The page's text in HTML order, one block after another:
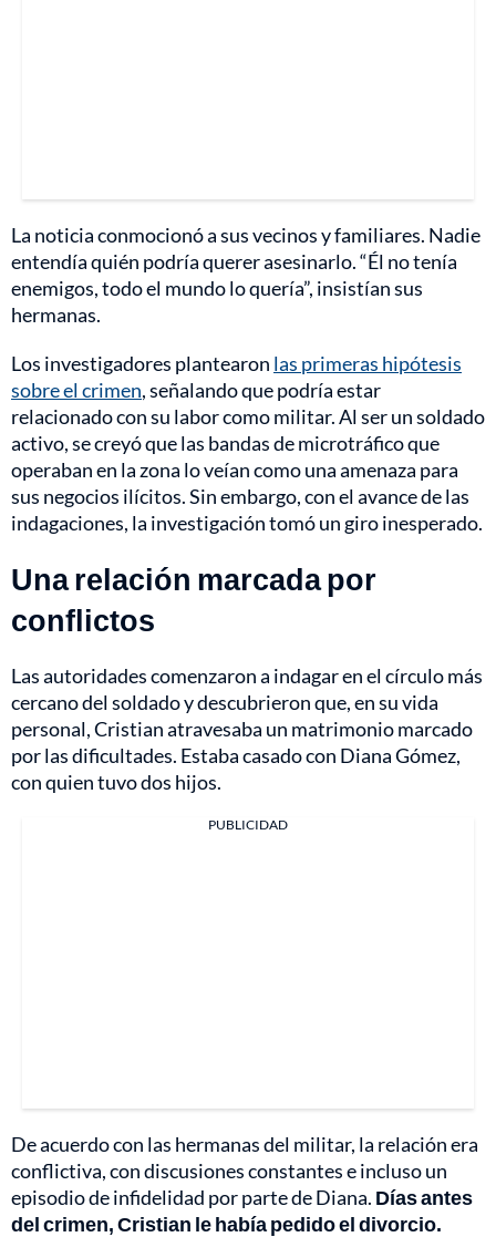
La noticia conmocionó a sus vecinos y familiares. Nadie
entendía quién podría querer asesinarlo. “Él no tenía
enemigos, todo el mundo lo quería”, insistían sus
hermanas.
Los investigadores plantearon las primeras hipótesis
sobre el crimen, señalando que podría estar
relacionado con su labor como militar. Al ser un soldado
activo, se creyó que las bandas de microtráfico que
operaban en la zona lo veían como una amenaza para
sus negocios ilícitos. Sin embargo, con el avance de las
indagaciones, la investigación tomó un giro inesperado.
Una relación marcada por
conflictos
Las autoridades comenzaron a indagar en el círculo más
cercano del soldado y descubrieron que, en su vida
personal, Cristian atravesaba un matrimonio marcado
por las dificultades. Estaba casado con Diana Gómez,
con quien tuvo dos hijos.
PUBLICIDAD
De acuerdo con las hermanas del militar, la relación era
conflictiva, con discusiones constantes e incluso un
episodio de infidelidad por parte de Diana. Días antes
del crimen, Cristian le había pedido el divorcio.